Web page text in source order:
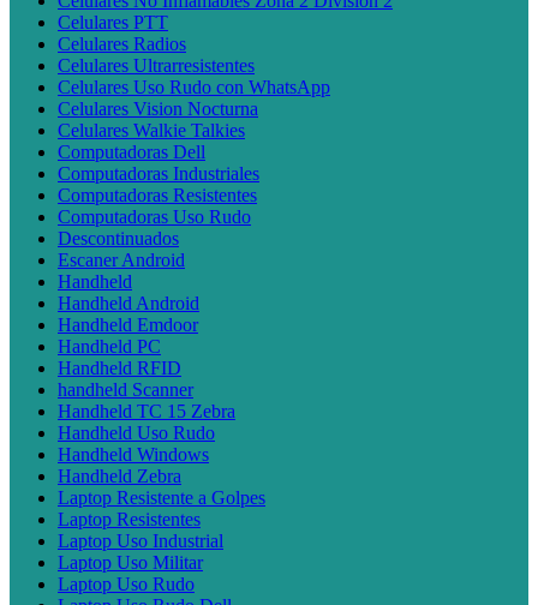
Celulares PTT
Celulares Radios
Celulares Ultrarresistentes
Celulares Uso Rudo con WhatsApp
Celulares Vision Nocturna
Celulares Walkie Talkies
Computadoras Dell
Computadoras Industriales
Computadoras Resistentes
Computadoras Uso Rudo
Descontinuados
Escaner Android
Handheld
Handheld Android
Handheld Emdoor
Handheld PC
Handheld RFID
handheld Scanner
Handheld TC 15 Zebra
Handheld Uso Rudo
Handheld Windows
Handheld Zebra
Laptop Resistente a Golpes
Laptop Resistentes
Laptop Uso Industrial
Laptop Uso Militar
Laptop Uso Rudo